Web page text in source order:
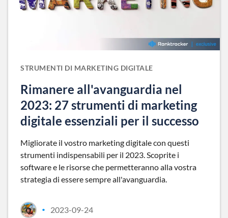
STRUMENTI DI MARKETING DIGITALE
Rimanere all'avanguardia nel
2023: 27 strumenti di marketing
digitale essenziali per il successo
Migliorate il vostro marketing digitale con questi
strumenti indispensabili per il 2023. Scoprite i
software e le risorse che permetteranno alla vostra
strategia di essere sempre all'avanguardia.
• 2023-09-24